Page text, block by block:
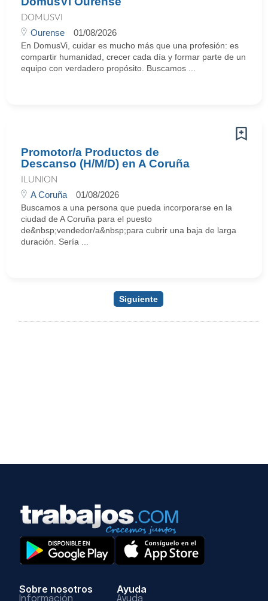
DOMUSVI
Ourense 01/08/2026
En DomusVi, cuidar es mucho más que una profesión: es
compartir humanidad, crecer cada día y formar parte de un
equipo con verdadero propósito. Buscamos ...
Promotor/a Productos de
Descanso (H/M/D) en A Coruña
ILUNION
A Coruña 01/08/2026
Buscamos a una persona que pueda incorporarse en la
ciudad de A Coruña para el puesto
de&nbsp;vendedor/a&nbsp;para cubrir una baja de larga
duración. Sería ...
Siguiente
Sobre nosotros
Información
Ayuda
Ayuda